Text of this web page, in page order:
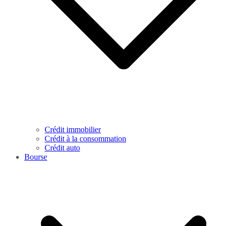
Crédit immobilier
Crédit à la consommation
Crédit auto
Bourse